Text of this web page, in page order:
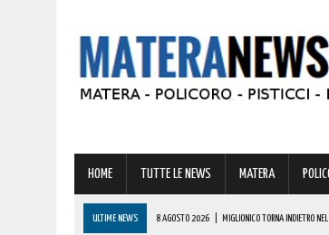
HOME TUTTE LE NEWS MATERA
ULTIME NEWS 8 AGOSTO 2026 MIGLIONICO TORNA INDIETRO